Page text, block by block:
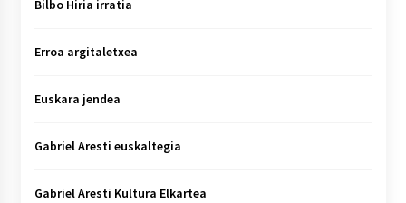
Bilbo Hiria irratia
Erroa argitaletxea
Euskara jendea
Gabriel Aresti euskaltegia
Gabriel Aresti Kultura Elkartea